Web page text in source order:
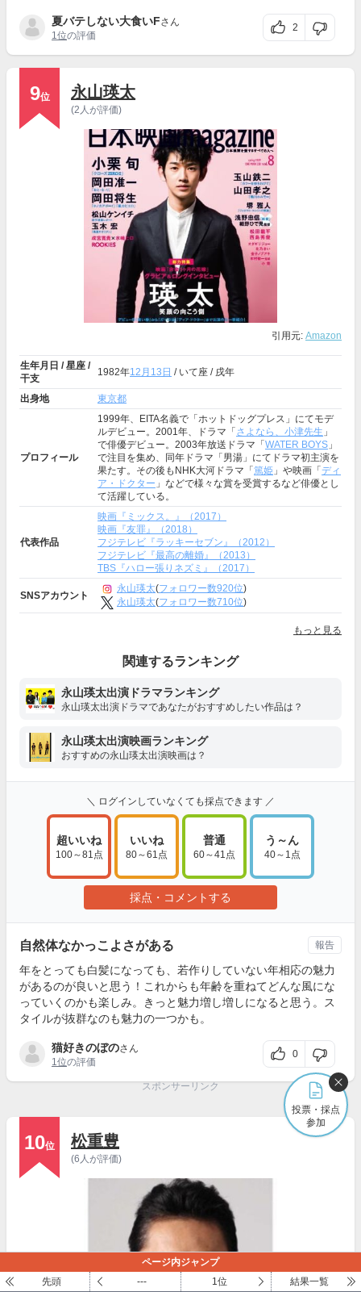
夏バテしない大食いFさん
1位の評価
2
9位 永山瑛太
(2人が評価)
引用元: Amazon
生年月日 / 星座 /
干支
1982年12月13日 / いて座 / 戌年
出身地 東京都
プロフィール
1999年、EITA名義で「ホットドッグプレス」にてモデ
ルデビュー。2001年、ドラマ「 さよなら、小津先生 」
で俳優デビュー。2003年放送ドラマ「 WATER BOYS 」
で注目を集め、同年ドラマ「男湯」にてドラマ初主演を
果たす。その後もNHK大河ドラマ「 篤姫 」や映画「 ディ
ア・ドクター 」などで様々な賞を受賞するなど俳優とし
て活躍している。
代表作品
映画『ミックス。』（2017）
映画『友罪』（2018）
フジテレビ『ラッキーセブン』（2012）
フジテレビ『最高の離婚』（2013）
TBS『ハロー張りネズミ』（2017）
SNSアカウント
永山瑛太(フォロワー数920位)
永山瑛太(フォロワー数710位)
もっと見る
関連するランキング
永山瑛太出演ドラマランキング
永山瑛太出演ドラマであなたがおすすめしたい作品は？
永山瑛太出演映画ランキング
おすすめの永山瑛太出演映画は？
＼ ログインしていなくても採点できます ／
超いいね
100～81点
いいね
80～61点
普通
60～41点
う～ん
40～1点
採点・コメントする
自然体なかっこよさがある
年をとっても白髪になっても、若作りしていない年相応の魅力
があるのが良いと思う！これからも年齢を重ねてどんな風にな
っていくのかも楽しみ。きっと魅力増し増しになると思う。ス
タイルが抜群なのも魅力の一つかも。
猫好きのぼのさん
1位の評価
0
報告
スポンサーリンク
10位 松重豊
(6人が評価)
投票・採点
参加
ページ内ジャンプ
先頭
--- 1位 結果一覧